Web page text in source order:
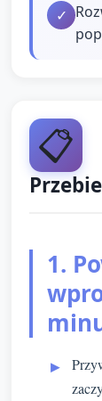
✓
📋
1.